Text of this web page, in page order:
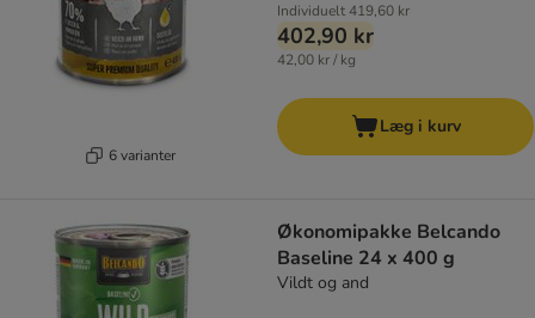
6 varianter
Individuelt419,60 kr
402,90 kr
42,00 kr / kg
Læg i kurv
Økonomipakke Belcando
Baseline 24 x 400 g
Vildt og and